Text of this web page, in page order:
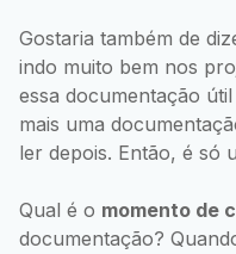
Gostaria também de
indo muito bem nos
essa documentação
mais uma
ler depois. Então, é só
Qual é o momento de
documentação?